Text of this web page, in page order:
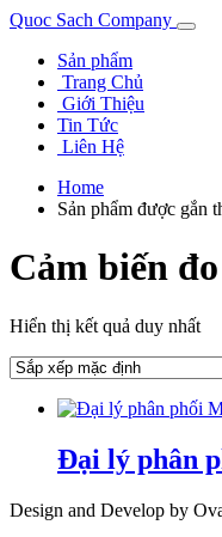
Quoc Sach Company
Sản phẩm
Trang Chủ
Giới Thiệu
Tin Tức
Liên Hệ
Home
Sản phẩm được gắn
Cảm biến
Hiển thị kết quả duy nhất
Đại lý phân
Design and Develop by